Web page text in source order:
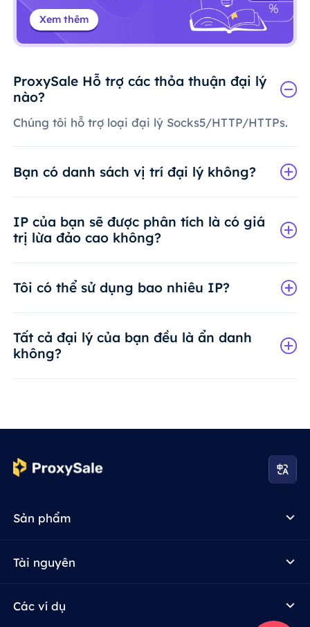
Xem thêm
ProxySale Hỗ trợ các thỏa thuận đại lý
nào?
Chúng tôi hỗ trợ loại đại lý Socks5/HTTP/HTTPs.
Bạn có danh sách vị trí đại lý không?
IP của bạn sẽ được phân tích là có giá
trị lừa đảo cao không?
Tôi có thể sử dụng bao nhiêu IP?
Tất cả đại lý của bạn đều là ẩn danh
không?
Sản phẩm
Tài nguyên
Các ví dụ